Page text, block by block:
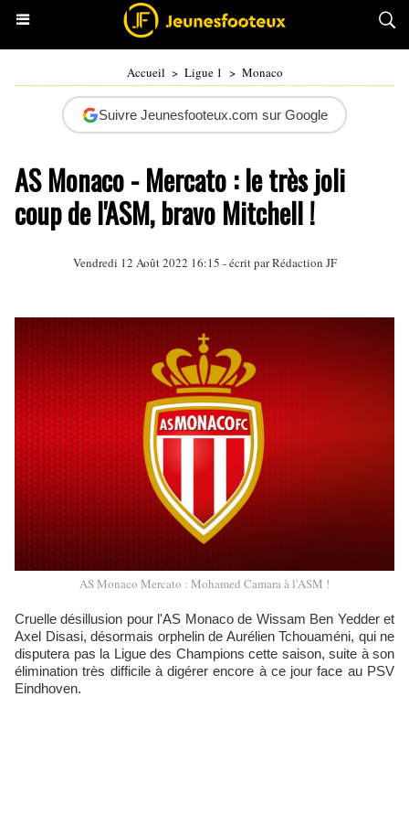
Accueil > Ligue 1 > Monaco
Suivre Jeunesfooteux.com sur Google
AS Monaco - Mercato : le très joli
coup de l'ASM, bravo Mitchell !
Vendredi 12 Août 2022 16:15 - écrit par Rédaction JF
AS Monaco Mercato : Mohamed Camara à l'ASM !
Cruelle désillusion pour l'AS Monaco de Wissam Ben Yedder et
Axel Disasi, désormais orphelin de Aurélien Tchouaméni, qui ne
disputera pas la Ligue des Champions cette saison, suite à son
élimination très difficile à digérer encore à ce jour face au PSV
Eindhoven.